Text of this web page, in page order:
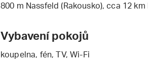
800 m Nassfeld (Rakousko), cca 12
Vybavení pokojů
koupelna, fén, TV, Wi-Fi